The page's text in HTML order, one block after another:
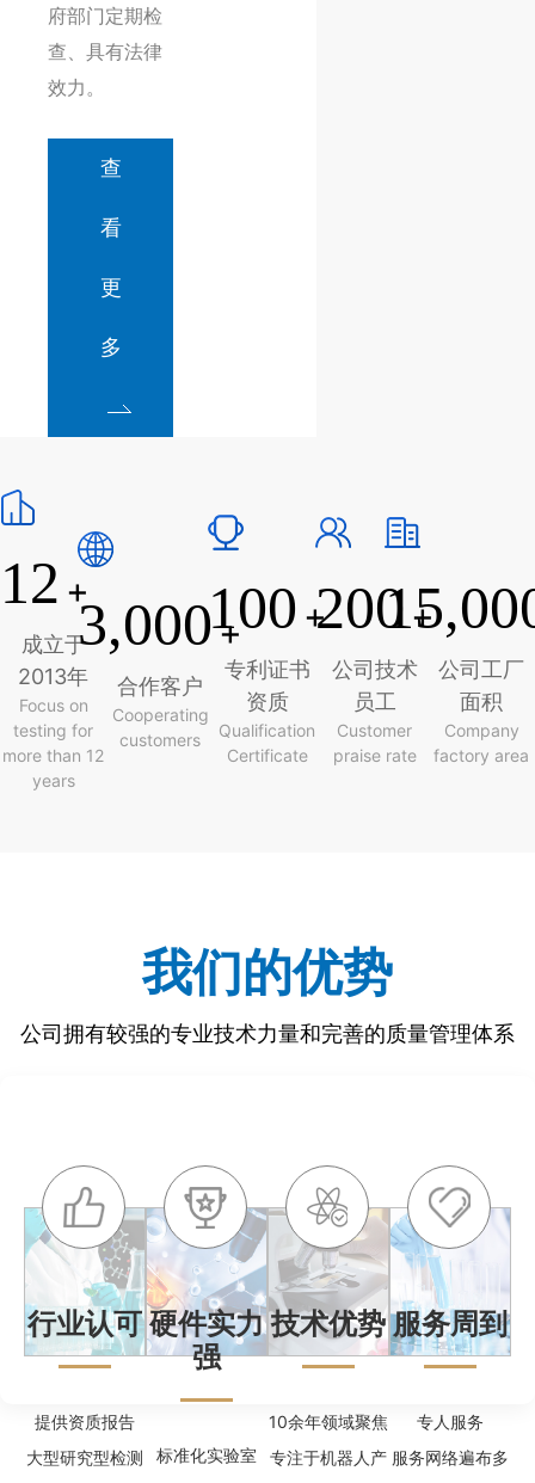
府部门定期检
查、具有法律
效力。
查
看
更
多
12 +
成立于
2013年
Focus on
testing for
more than 12
years
3,000+
合作客户
Cooperating
customers
100 +
专利证书
资质
Qualification
Certificate
200+
公司技术
员工
Customer
praise rate
公司工厂
面积
Company
factory area
我们的优势
公司拥有较强的专业技术力量和完善的质量管理体系
行业认可
提供资质报告
大型研究型检测
硬件实力
强
标准化实验室
技术优势
10余年领域聚焦
专注于机器人产
服务周到
专人服务
服务网络遍布多